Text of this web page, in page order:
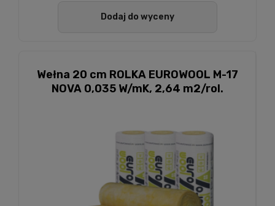
Dodaj do wyceny
Wełna 20 cm ROLKA EUROWOOL M-17
NOVA 0,035 W/mK, 2,64 m2/rol.